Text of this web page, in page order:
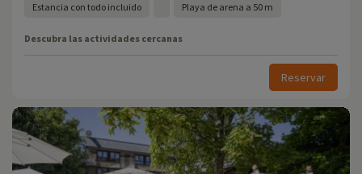
Estancia con todo incluido Playa de arena a 50 m
Descubra las actividades cercanas
Reservar